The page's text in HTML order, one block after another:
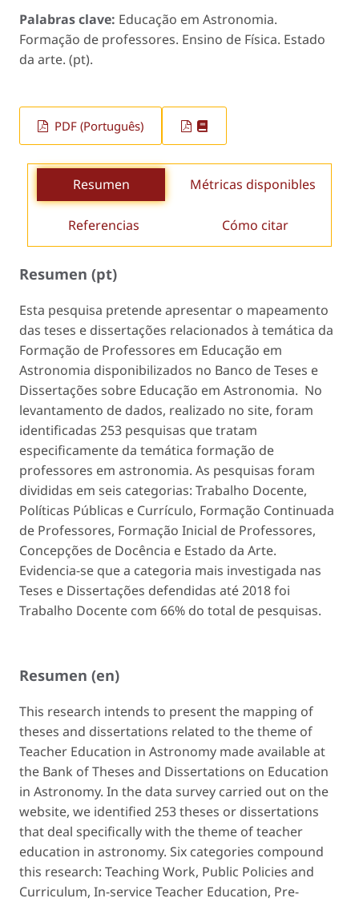
Palabras clave: Educação em Astronomia.
Formação de professores. Ensino de Física. Estado
da arte. (pt).
PDF (Português)
Resumen Métricas disponibles
Referencias Cómo citar
Resumen (pt)
Esta pesquisa pretende apresentar o mapeamento
das teses e dissertações relacionados à temática da
Formação de Professores em Educação em
Astronomia disponibilizados no Banco de Teses e
Dissertações sobre Educação em Astronomia. No
levantamento de dados, realizado no site, foram
identificadas 253 pesquisas que tratam
especificamente da temática formação de
professores em astronomia. As pesquisas foram
divididas em seis categorias: Trabalho Docente,
Políticas Públicas e Currículo, Formação Continuada
de Professores, Formação Inicial de Professores,
Concepções de Docência e Estado da Arte.
Evidencia-se que a categoria mais investigada nas
Teses e Dissertações defendidas até 2018 foi
Trabalho Docente com 66% do total de pesquisas.
Resumen (en)
This research intends to present the mapping of
theses and dissertations related to the theme of
Teacher Education in Astronomy made available at
the Bank of Theses and Dissertations on Education
in Astronomy. In the data survey carried out on the
website, we identified 253 theses or dissertations
that deal specifically with the theme of teacher
education in astronomy. Six categories compound
this research: Teaching Work, Public Policies and
Curriculum, In-service Teacher Education, Pre-